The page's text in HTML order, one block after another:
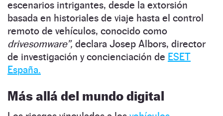
escenarios intrigantes, desde la extorsión
basada en historiales de viaje hasta el control
remoto de vehículos, conocido como
drivesomware”, declara Josep Albors, director
de investigación y concienciación de ESET
España.
Más allá del mundo digital